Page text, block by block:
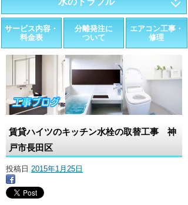
・トイレが詰まったら
・トイレが漏れたら
・水道管が漏れたら
・排水が詰まったら
・水栓金具の取替え
・ここに水栓がほしい
・水廻りメンテナンス
サービス内容・
料金表
分離発注に
ついて
エアコン工事・
修理
賃貸ハイツのキッチン水栓の取替工事 神
戸市長田区
投稿日 2015年1月25日